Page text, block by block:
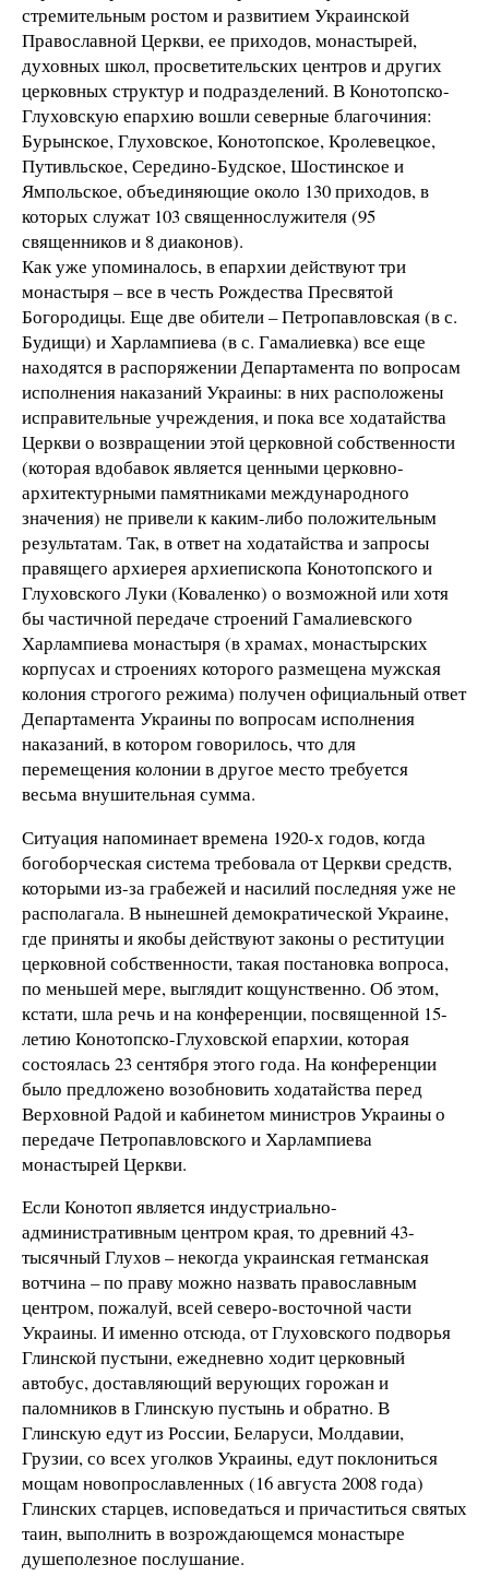
стремительным ростом и развитием Украинской
Православной Церкви, ее приходов, монастырей,
духовных школ, просветительских центров и других
церковных структур и подразделений. В Конотопско-
Глуховскую епархию вошли северные благочиния:
Бурынское, Глуховское, Конотопское, Кролевецкое,
Путивльское, Середино-Будское, Шостинское и
Ямпольское, объединяющие около 130 приходов, в
которых служат 103 священнослужителя (95
священников и 8 диаконов).
Как уже упоминалось, в епархии действуют три
монастыря – все в честь Рождества Пресвятой
Богородицы. Еще две обители – Петропавловская (в с.
Будищи) и Харлампиева (в с. Гамалиевка) все еще
находятся в распоряжении Департамента по вопросам
исполнения наказаний Украины: в них расположены
исправительные учреждения, и пока все ходатайства
Церкви о возвращении этой церковной собственности
(которая вдобавок является ценными церковно-
архитектурными памятниками международного
значения) не привели к каким-либо положительным
результатам. Так, в ответ на ходатайства и запросы
правящего архиерея архиепископа Конотопского и
Глуховского Луки (Коваленко) о возможной или хотя
бы частичной передаче строений Гамалиевского
Харлампиева монастыря (в храмах, монастырских
корпусах и строениях которого размещена мужская
колония строгого режима) получен официальный ответ
Департамента Украины по вопросам исполнения
наказаний, в котором говорилось, что для
перемещения колонии в другое место требуется
весьма внушительная сумма.
Ситуация напоминает времена 1920-х годов, когда
богоборческая система требовала от Церкви средств,
которыми из-за грабежей и насилий последняя уже не
располагала. В нынешней демократической Украине,
где приняты и якобы действуют законы о реституции
церковной собственности, такая постановка вопроса,
по меньшей мере, выглядит кощунственно. Об этом,
кстати, шла речь и на конференции, посвященной 15-
летию Конотопско-Глуховской епархии, которая
состоялась 23 сентября этого года. На конференции
было предложено возобновить ходатайства перед
Верховной Радой и кабинетом министров Украины о
передаче Петропавловского и Харлампиева
монастырей Церкви.
Если Конотоп является индустриально-
административным центром края, то древний 43-
тысячный Глухов – некогда украинская гетманская
вотчина – по праву можно назвать православным
центром, пожалуй, всей северо-восточной части
Украины. И именно отсюда, от Глуховского подворья
Глинской пустыни, ежедневно ходит церковный
автобус, доставляющий верующих горожан и
паломников в Глинскую пустынь и обратно. В
Глинскую едут из России, Беларуси, Молдавии,
Грузии, со всех уголков Украины, едут поклониться
мощам новопрославленных (16 августа 2008 года)
Глинских старцев, исповедаться и причаститься святых
таин, выполнить в возрождающемся монастыре
душеполезное послушание.